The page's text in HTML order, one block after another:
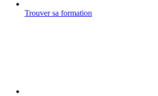
Trouver sa formation